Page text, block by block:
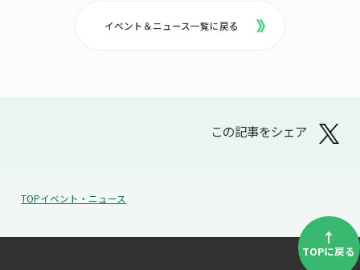
イベント＆ニュース一覧に戻る
この記事をシェア
TOPイベント・ニュース
↑
TOPに戻る